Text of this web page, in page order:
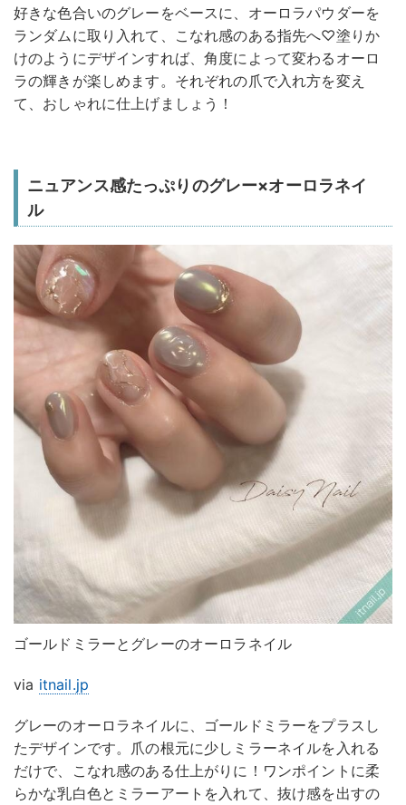
好きな色合いのグレーをベースに、オーロラパウダーを
ランダムに取り入れて、こなれ感のある指先へ♡塗りか
けのようにデザインすれば、角度によって変わるオーロ
ラの輝きが楽しめます。それぞれの爪で入れ方を変え
て、おしゃれに仕上げましょう！
ニュアンス感たっぷりのグレー×オーロラネイ
ル
ゴールドミラーとグレーのオーロラネイル
via itnail.jp
グレーのオーロラネイルに、ゴールドミラーをプラスし
たデザインです。爪の根元に少しミラーネイルを入れる
だけで、こなれ感のある仕上がりに！ワンポイントに柔
らかな乳白色とミラーアートを入れて、抜け感を出すの